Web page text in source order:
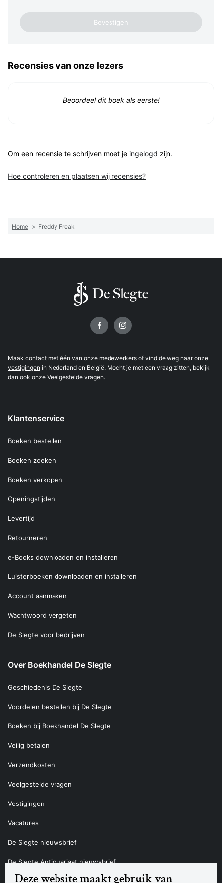
Deze website maakt gebruik van
Recensies van onze lezers
Beoordeel dit boek als eerste!
Om een recensie te schrijven moet je ingelogd zijn.
Hoe controleren en plaatsen wij recensies?
Home > Freddy Freak
Maak contact met één van onze medewerkers of vind de weg naar onze
vestigingen in Nederland en België. Mocht je met een vraag zitten, bekijk
dan ook onze Veelgestelde vragen.
Klantenservice
Boeken bestellen
Boeken zoeken
Boeken verkopen
Openingstijden
Levertijd
Retourneren
e-Books downloaden en installeren
Luisterboeken downloaden en installeren
Account aanmaken
Wachtwoord vergeten
De Slegte voor bedrijven
Over Boekhandel De Slegte
Geschiedenis De Slegte
Voordelen bestellen bij De Slegte
Boeken bij Boekhandel De Slegte
Veilig betalen
Verzendkosten
Veelgestelde vragen
Vestigingen
Vacatures
De Slegte nieuwsbrief
De Slegte Antiquariaat nieuwsbrief
Contact